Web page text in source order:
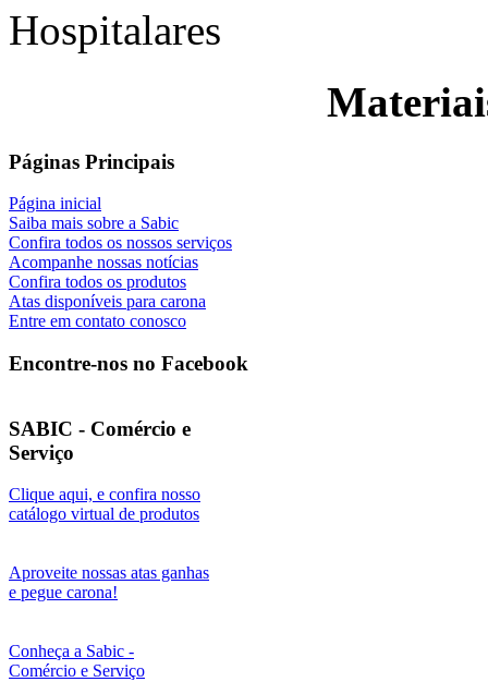
Páginas Principais
Página inicial
Saiba mais sobre a Sabic
Confira todos os nossos serviços
Acompanhe nossas notícias
Confira todos os produtos
Atas disponíveis para carona
Entre em contato conosco
Encontre-nos no Facebook
SABIC - Comércio e
Serviço
Clique aqui, e confira nosso
catálogo virtual de produtos
Aproveite nossas atas ganhas
e pegue carona!
Conheça a Sabic -
Comércio e Serviço